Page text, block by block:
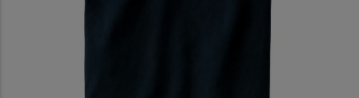
JR水道橋駅西口店